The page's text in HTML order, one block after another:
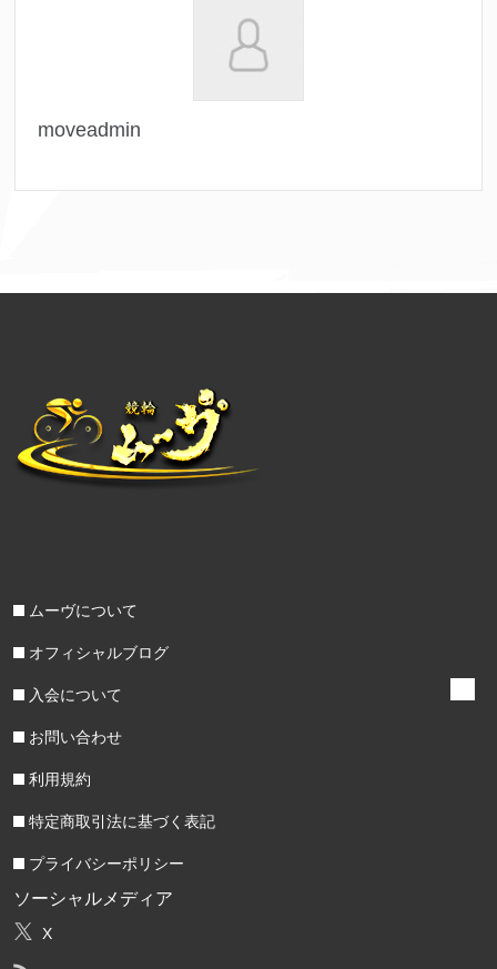
moveadmin
ムーヴについて
オフィシャルブログ
入会について
お問い合わせ
利用規約
特定商取引法に基づく表記
プライバシーポリシー
ソーシャルメディア
X